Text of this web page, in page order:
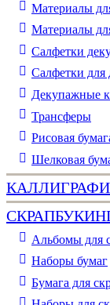
Материалы
Материалы
Cалфетки
Салфетки для
Декупажные
Трансферы
Рисовая
Шелковая
Альбомы для
Наборы бумаг
Бумага для